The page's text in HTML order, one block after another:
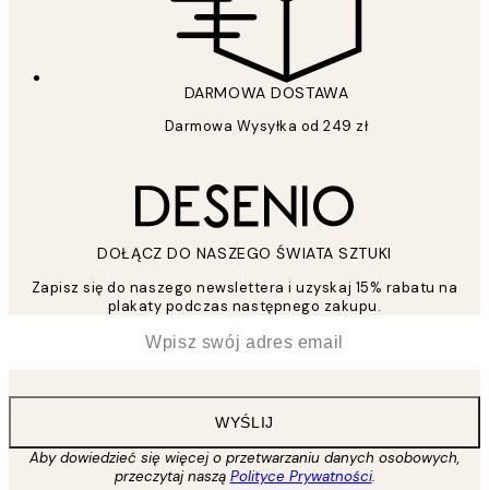
DARMOWA DOSTAWA
Darmowa Wysyłka od 249 zł
DOŁĄCZ DO NASZEGO ŚWIATA SZTUKI
Zapisz się do naszego newslettera i uzyskaj 15% rabatu na
plakaty podczas następnego zakupu.
WYŚLIJ
Aby dowiedzieć się więcej o przetwarzaniu danych osobowych,
przeczytaj naszą Polityce Prywatności.